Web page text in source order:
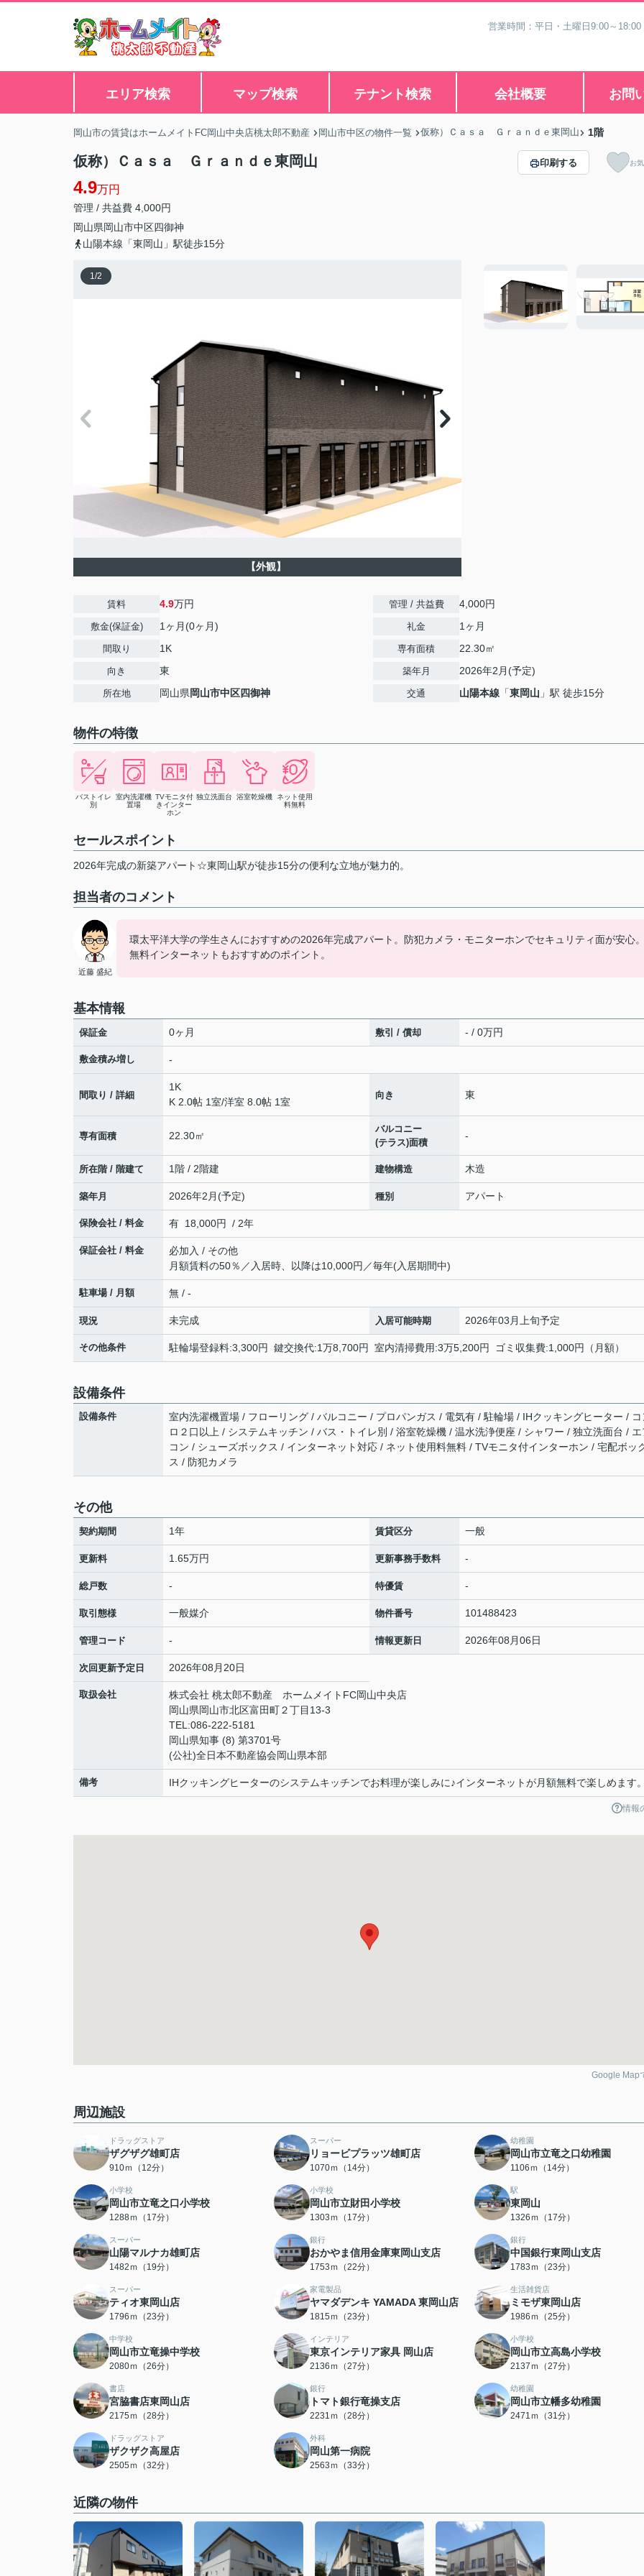
営業時間：平日・土曜日9:00～
エリア検索 マップ検索 テナント検索 会社概要 お問
岡山市の賃貸はホームメイトFC岡山中央店桃太郎不動産 岡山市中区の物件一覧 仮称）Ｃａｓａ Ｇｒａｎｄｅ東岡山 1階
仮称）Ｃａｓａ Ｇｒａｎｄｅ東岡山
4.9万円
管理 / 共益費 4,000円
岡山県岡山市中区四御神
山陽本線「東岡山」駅徒歩15分
印刷する お
1/2
【外観】
賃料 4.9万円
敷金(保証金) 1ヶ月(0ヶ月)
間取り 1K
向き 東
所在地 岡山県岡山市中区四御神
管理 / 共益費 4,000円
礼金 1ヶ月
専有面積 22.30㎡
築年月 2026年2月(予定)
交通 山陽本線 「東岡山 」駅 徒歩15分
物件の特徴
バストイレ
別
室内洗濯機
置場
TVモニタ付
きインター
ホン
独立洗面台 浴室乾燥機 ネット使用
料無料
セールスポイント
2026年完成の新築アパート☆東岡山駅が徒歩15分の便利な立地が魅力的。
担当者のコメント
近藤 盛紀
環太平洋大学の学生さんにおすすめの2026年完成アパート。防犯カメラ・モニターホンでセキュリティ面が安心
無料インターネットもおすすめのポイント。
基本情報
保証金 0ヶ月 敷引 / 償却 - / 0万円
敷金積み増し -
間取り / 詳細
1K
K 2.0帖 1室/洋室 8.0帖 1室
向き 東
専有面積 22.30㎡
バルコニー
(テラス)面積
-
所在階 / 階建て 1階 / 2階建 建物構造 木造
築年月 2026年2月(予定) 種別 アパート
保険会社 / 料金 有 18,000円 / 2年
保証会社 / 料金
必加入 / その他
月額賃料の50％／入居時、以降は10,000円／毎年(入居期間中)
駐車場 / 月額 無 / -
現況 未完成 入居可能時期 2026年03月上旬予定
その他条件 駐輪場登録料:3,300円 鍵交換代:1万8,700円 室内清掃費用:3万5,200円 ゴミ収集費:1,000円（月額）
設備条件
設備条件
室内洗濯機置場 / フローリング / バルコニー / プロパンガス / 電気有 / 駐輪場 / IHクッキングヒーター / コ
ロ２口以上 / システムキッチン / バス・トイレ別 / 浴室乾燥機 / 温水洗浄便座 / シャワー / 独立洗面台 / エ
コン / シューズボックス / インターネット対応 / ネット使用料無料 / TVモニタ付インターホン / 宅配ボッ
ス / 防犯カメラ
その他
契約期間 1年 賃貸区分 一般
更新料 1.65万円 更新事務手数料 -
総戸数 - 特優賃 -
取引態様 一般媒介 物件番号 101488423
管理コード - 情報更新日 2026年08月06日
次回更新予定日 2026年08月20日
取扱会社
株式会社 桃太郎不動産 ホームメイトFC岡山中央店
岡山県岡山市北区富田町２丁目13-3
TEL:086-222-5181
岡山県知事 (8) 第3701号
(公社)全日本不動産協会岡山県本部
備考 IHクッキングヒーターのシステムキッチンでお料理が楽しみに♪インターネットが月額無料で楽しめます
情報
Google Map
周辺施設
ドラッグストア
ザグザグ雄町店
910ｍ（12分）
スーパー
リョービプラッツ雄町店
1070ｍ（14分）
幼稚園
岡山市立竜之口幼稚園
1106ｍ（14分）
小学校
岡山市立竜之口小学校
1288ｍ（17分）
小学校
岡山市立財田小学校
1303ｍ（17分）
駅
東岡山
1326ｍ（17分）
スーパー
山陽マルナカ雄町店
1482ｍ（19分）
銀行
おかやま信用金庫東岡山支店
1753ｍ（22分）
銀行
中国銀行東岡山支店
1783ｍ（23分）
スーパー
ティオ東岡山店
1796ｍ（23分）
家電製品
ヤマダデンキ YAMADA 東岡山店
1815ｍ（23分）
生活雑貨店
ミモザ東岡山店
1986ｍ（25分）
中学校
岡山市立竜操中学校
2080ｍ（26分）
インテリア
東京インテリア家具 岡山店
2136ｍ（27分）
小学校
岡山市立高島小学校
2137ｍ（27分）
書店
宮脇書店東岡山店
2175ｍ（28分）
銀行
トマト銀行竜操支店
2231ｍ（28分）
幼稚園
岡山市立幡多幼稚園
2471ｍ（31分）
ドラッグストア
ザクザク高屋店
2505ｍ（32分）
外科
岡山第一病院
2563ｍ（33分）
近隣の物件